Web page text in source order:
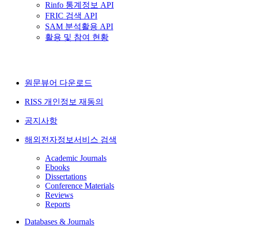
Rinfo 통계정보 API
FRIC 검색 API
SAM 분석활용 API
활용 및 참여 현황
원문뷰어 다운로드
RISS 개인정보 재동의
공지사항
해외전자정보서비스 검색
Academic Journals
Ebooks
Dissertations
Conference Materials
Reviews
Reports
Databases & Journals